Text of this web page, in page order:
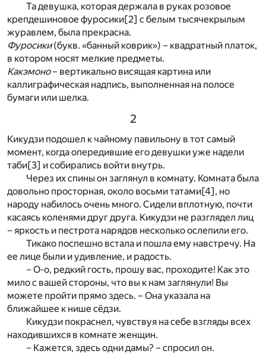
Та девушка, которая держала в руках розовое
крепдешиновое фуросики[2] с белым тысячекрылым
журавлем, была прекрасна.
Фуросики(букв. «банный коврик») – квадратный платок,
в котором носят мелкие предметы.
Какэмоно– вертикально висящая картина или
каллиграфическая надпись, выполненная на полосе
бумаги или шелка.
2
Кикудзи подошел к чайному павильону в тот самый
момент, когда опередившие его девушки уже надели
таби[3] и собирались войти внутрь.
Через их спины он заглянул в комнату. Комната была
довольно просторная, около восьми татами[4], но
народу набилось очень много. Сидели вплотную, почти
касаясь коленями друг друга. Кикудзи не разглядел лиц
– яркость и пестрота нарядов несколько ослепили его.
Тикако поспешно встала и пошла ему навстречу. На
ее лице были и удивление, и радость.
– О-о, редкий гость, прошу вас, проходите! Как это
мило с вашей стороны, что вы к нам заглянули! Вы
можете пройти прямо здесь. – Она указала на
ближайшее к нише сёдзи.
Кикудзи покраснел, чувствуя на себе взгляды всех
находившихся в комнате женщин.
– Кажется, здесь одни дамы? – спросил он.